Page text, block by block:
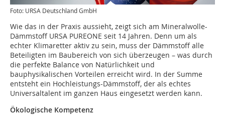
Foto: URSA Deutschland GmbH
Wie das in der Praxis aussieht, zeigt sich am Mineralwolle-
Dämmstoff URSA PUREONE seit 14 Jahren. Denn um als
echter Klimaretter aktiv zu sein, muss der Dämmstoff alle
Beteiligten im Baubereich von sich überzeugen – was durch
die perfekte Balance von Natürlichkeit und
bauphysikalischen Vorteilen erreicht wird. In der Summe
entsteht ein Hochleistungs-Dämmstoff, der als echtes
Universaltalent im ganzen Haus eingesetzt werden kann.
Ökologische Kompetenz